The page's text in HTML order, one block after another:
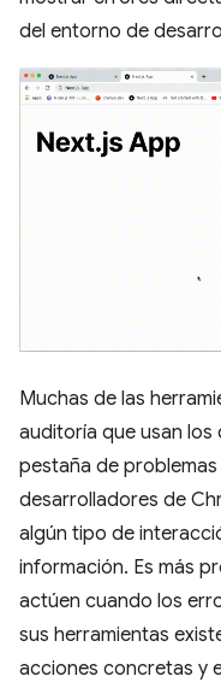
del entorno de
Muchas de las
auditoría que usan
pestaña de
desarrolladores de
algún tipo de
información. Es más
actúen cuando los
sus herramientas
acciones concretas y